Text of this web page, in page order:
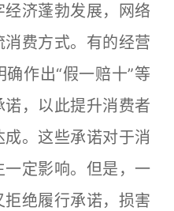
济蓬勃发展，网络
费方式。有的经营
作出“假一赔十”等
，以此提升消费者
。这些承诺对于消
定影响。但是，一
拒绝履行承诺，损害